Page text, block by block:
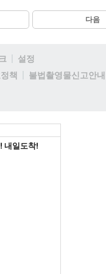
다음
설정
책
불법촬영물신고안내